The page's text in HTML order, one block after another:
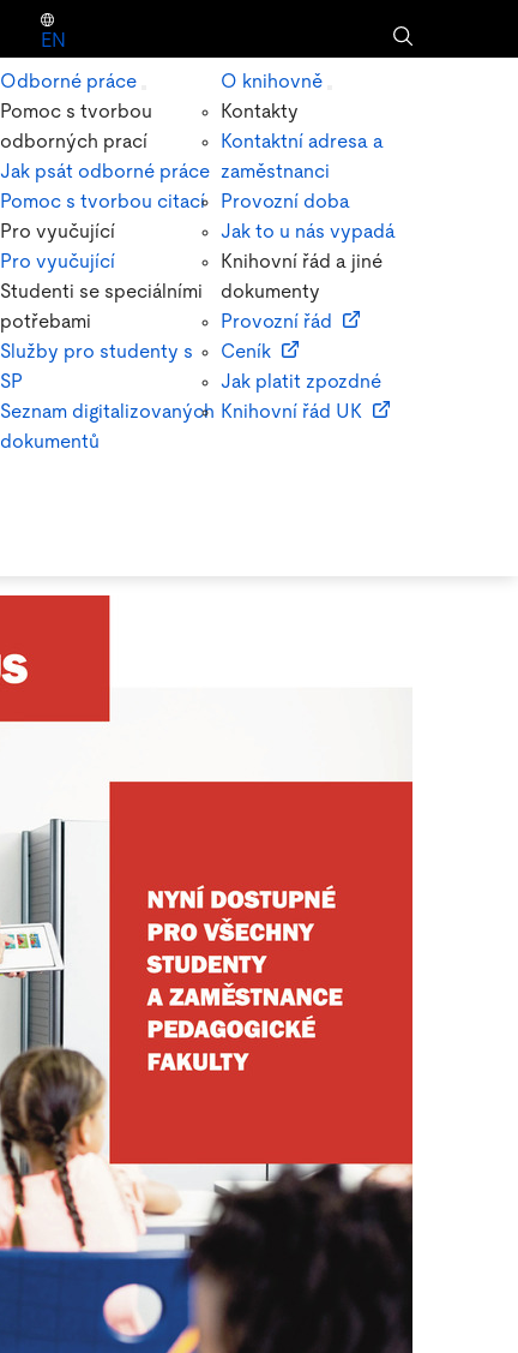
EN
Odborné práce
Pomoc s tvorbou
odborných prací
Jak psát odborné práce
Pomoc s tvorbou citací
Pro vyučující
Pro vyučující
Studenti se speciálními
potřebami
Služby pro studenty s
SP
Seznam digitalizovaných
dokumentů
O knihovně
Kontakty
Kontaktní adresa a
zaměstnanci
Provozní doba
Jak to u nás vypadá
Knihovní řád a jiné
dokumenty
Provozní řád
Ceník
Jak platit zpozdné
Knihovní řád UK